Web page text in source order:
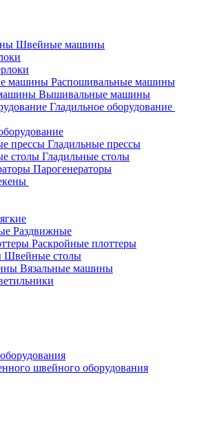
Швейные машины
Распошивальные машины
Вышивальные машины
Гладильное оборудование
Гладильные прессы
Гладильные столы
Парогенераторы
Раздвижные
Раскройные плоттеры
Швейные столы
Вязальные машины
швейного оборудования